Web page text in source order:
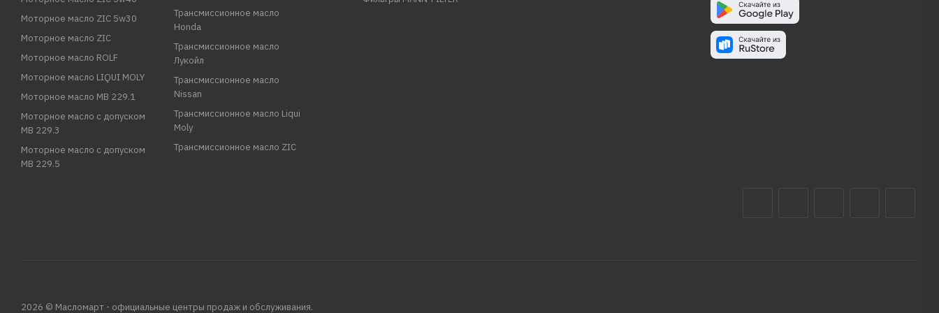
Моторное масло ZIC 5w30
Моторное масло ZIC
Моторное масло ROLF
Моторное масло LIQUI MOLY
Моторное масло MB 229.1
Моторное масло с допуском
MB 229.3
Моторное масло с допуском
MB 229.5
Трансмиссионное масло
Honda
Трансмиссионное масло
Лукойл
Трансмиссионное масло
Nissan
Трансмиссионное масло Liqui
Moly
Трансмиссионное масло ZIC
2026 © Масломарт - официальные центры продаж и обслуживания.